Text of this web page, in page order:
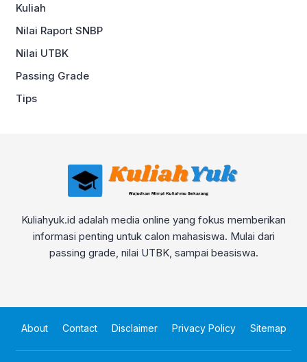
Kuliah
Nilai Raport SNBP
Nilai UTBK
Passing Grade
Tips
Kuliahyuk.id adalah media online yang fokus memberikan
informasi penting untuk calon mahasiswa. Mulai dari
passing grade, nilai UTBK, sampai beasiswa.
About Contact Disclaimer Privacy Policy Sitemap